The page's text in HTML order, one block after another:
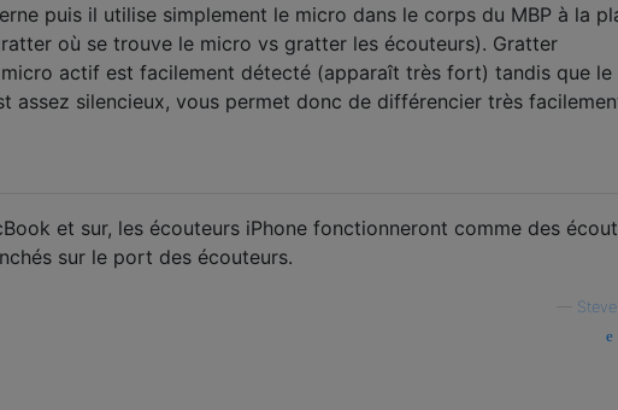
puis il utilise simplement le micro dans le corps du MBP à la
où se trouve le micro vs gratter les écouteurs). Gratter
actif est facilement détecté (apparaît très fort) tandis que le
assez silencieux, vous permet donc de différencier très
et sur, les écouteurs iPhone fonctionneront comme des
sur le port des écouteurs.